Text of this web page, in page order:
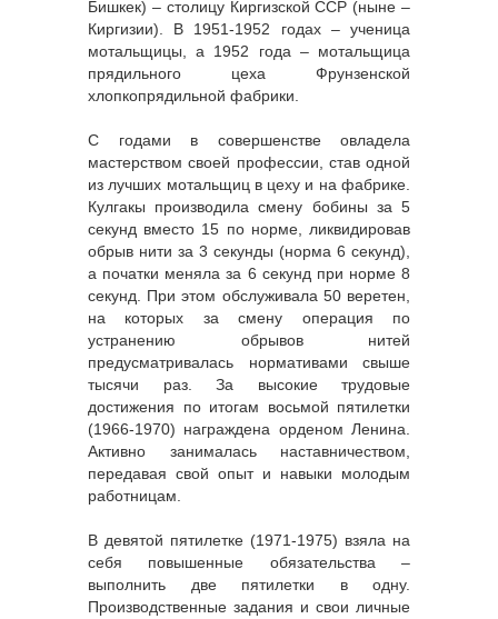
Бишкек) – столицу Киргизской ССР (ныне –
Киргизии). В 1951-1952 годах – ученица
мотальщицы, а 1952 года – мотальщица
прядильного цеха Фрунзенской
хлопкопрядильной фабрики.
С годами в совершенстве овладела
мастерством своей профессии, став одной
из лучших мотальщиц в цеху и на фабрике.
Кулгакы производила смену бобины за 5
секунд вместо 15 по норме, ликвидировав
обрыв нити за 3 секунды (норма 6 секунд),
а початки меняла за 6 секунд при норме 8
секунд. При этом обслуживала 50 веретен,
на которых за смену операция по
устранению обрывов нитей
предусматривалась нормативами свыше
тысячи раз. За высокие трудовые
достижения по итогам восьмой пятилетки
(1966-1970) награждена орденом Ленина.
Активно занималась наставничеством,
передавая свой опыт и навыки молодым
работницам.
В девятой пятилетке (1971-1975) взяла на
себя повышенные обязательства –
выполнить две пятилетки в одну.
Производственные задания и свои личные